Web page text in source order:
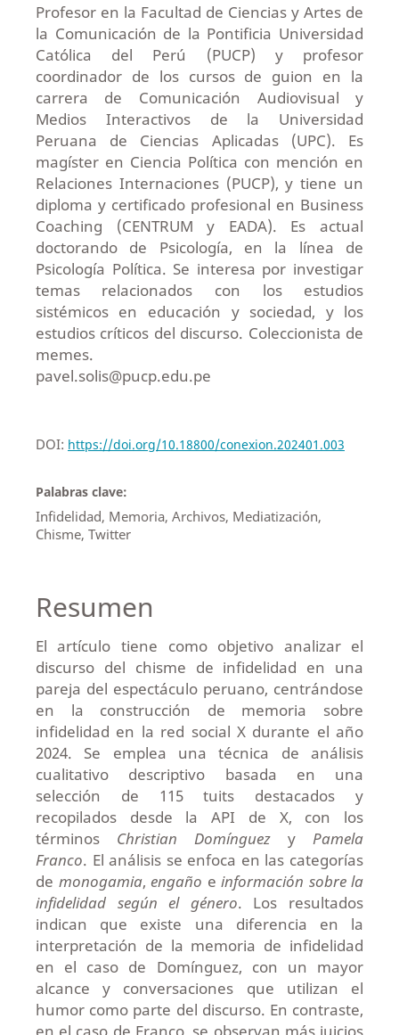
Profesor en la Facultad de Ciencias y Artes de
la Comunicación de la Pontificia Universidad
Católica del Perú (PUCP) y profesor
coordinador de los cursos de guion en la
carrera de Comunicación Audiovisual y
Medios Interactivos de la Universidad
Peruana de Ciencias Aplicadas (UPC). Es
magíster en Ciencia Política con mención en
Relaciones Internaciones (PUCP), y tiene un
diploma y certificado profesional en Business
Coaching (CENTRUM y EADA). Es actual
doctorando de Psicología, en la línea de
Psicología Política. Se interesa por investigar
temas relacionados con los estudios
sistémicos en educación y sociedad, y los
estudios críticos del discurso. Coleccionista de
memes.
pavel.solis@pucp.edu.pe
DOI: https://doi.org/10.18800/conexion.202401.003
Palabras clave:
Infidelidad, Memoria, Archivos, Mediatización,
Chisme, Twitter
Resumen
El artículo tiene como objetivo analizar el
discurso del chisme de infidelidad en una
pareja del espectáculo peruano, centrándose
en la construcción de memoria sobre
infidelidad en la red social X durante el año
2024. Se emplea una técnica de análisis
cualitativo descriptivo basada en una
selección de 115 tuits destacados y
recopilados desde la API de X, con los
términos Christian Domínguez yPamela
Franco. El análisis se enfoca en las categorías
de monogamia,engaño einformación sobre la
infidelidad según el género. Los resultados
indican que existe una diferencia en la
interpretación de la memoria de infidelidad
en el caso de Domínguez, con un mayor
alcance y conversaciones que utilizan el
humor como parte del discurso. En contraste,